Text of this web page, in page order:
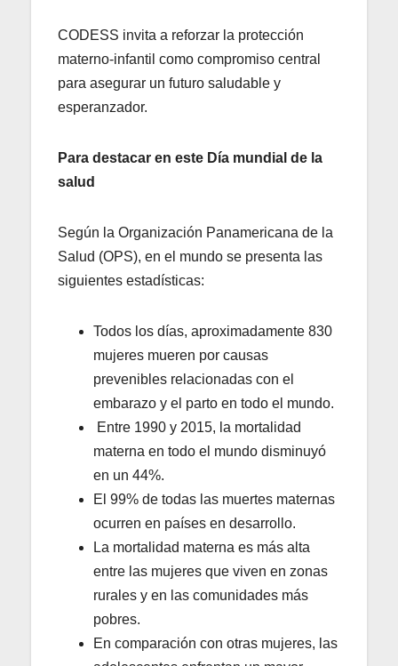
CODESS invita a reforzar la protección
materno-infantil como compromiso central
para asegurar un futuro saludable y
esperanzador.
Para destacar en este Día mundial de la
salud
Según la Organización Panamericana de la
Salud (OPS), en el mundo se presenta las
siguientes estadísticas:
Todos los días, aproximadamente 830
mujeres mueren por causas
prevenibles relacionadas con el
embarazo y el parto en todo el mundo.
Entre 1990 y 2015, la mortalidad
materna en todo el mundo disminuyó
en un 44%.
El 99% de todas las muertes maternas
ocurren en países en desarrollo.
La mortalidad materna es más alta
entre las mujeres que viven en zonas
rurales y en las comunidades más
pobres.
En comparación con otras mujeres, las